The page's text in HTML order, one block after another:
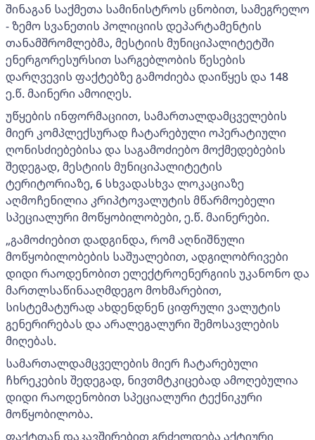
შინაგან საქმეთა სამინისტროს ცნობით, სამეგრელო
- ზემო სვანეთის პოლიციის დეპარტამენტის
თანამშრომლებმა, მესტიის მუნიციპალიტეტში
ენერგორესურსით სარგებლობის წესების
დარღვევის ფაქტებზე გამოძიება დაიწყეს და 148
ე.წ. მაინერი ამოიღეს.
უწყების ინფორმაციით, სამართალდამცველების
მიერ კომპლექსურად ჩატარებული ოპერატიული
ღონისძიებებისა და საგამოძიებო მოქმედებების
შედეგად, მესტიის მუნიციპალიტეტის
ტერიტორიაზე, 6 სხვადასხვა ლოკაციაზე
აღმოჩენილია კრიპტოვალუტის მწარმოებელი
სპეციალური მოწყობილობები, ე.წ. მაინერები.
„გამოძიებით დადგინდა, რომ აღნიშნული
მოწყობილობების საშუალებით, ადგილობრივები
დიდი რაოდენობით ელექტროენერგიის უკანონო და
მართლსაწინააღმდეგო მოხმარებით,
სისტემატურად ახდენდნენ ციფრული ვალუტის
გენერირებას და არალეგალური შემოსავლების
მიღებას.
სამართალდამცველების მიერ ჩატარებული
ჩხრეკების შედეგად, ნივთმტკიცებად ამოღებულია
დიდი რაოდენობით სპეციალური ტექნიკური
მოწყობილობა.
ფაქტთან დაკავშირებით გრძელდება აქტიური